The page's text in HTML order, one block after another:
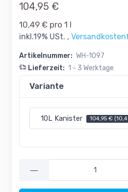
104,95 €
10,49 € pro 1 l
inkl.19% USt. ,
Artikelnummer: WH-1097
Lieferzeit: 1 - 3 Werktage
Variante
10L Kanister 104,95 €
—